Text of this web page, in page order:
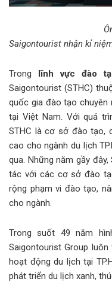
Saigontourist nhận kỉ
Trong lĩnh vực đào
Saigontourist (STHC)
quốc gia đào tạo chuyên
tại Việt Nam. Với quá
STHC là cơ sở đào tạo,
cao cho ngành du lịch
qua. Những năm gầy
tác với các cơ sở đào
rộng phạm vi đào tạo,
cho ngành.
Trong suốt 49 năm
Saigontourist Group
hoạt động du lịch tại
phát triển du lịch xanh,